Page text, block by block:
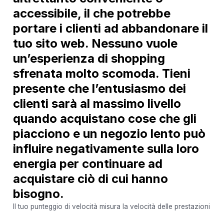
accessibile, il che potrebbe
portare i clienti ad abbandonare il
tuo sito web. Nessuno vuole
un’esperienza di shopping
sfrenata molto scomoda. Tieni
presente che l’entusiasmo dei
clienti sarà al massimo livello
quando acquistano cose che gli
piacciono e un negozio lento può
influire negativamente sulla loro
energia per continuare ad
acquistare ciò di cui hanno
bisogno.
Il tuo punteggio di velocità misura la velocità delle prestazioni